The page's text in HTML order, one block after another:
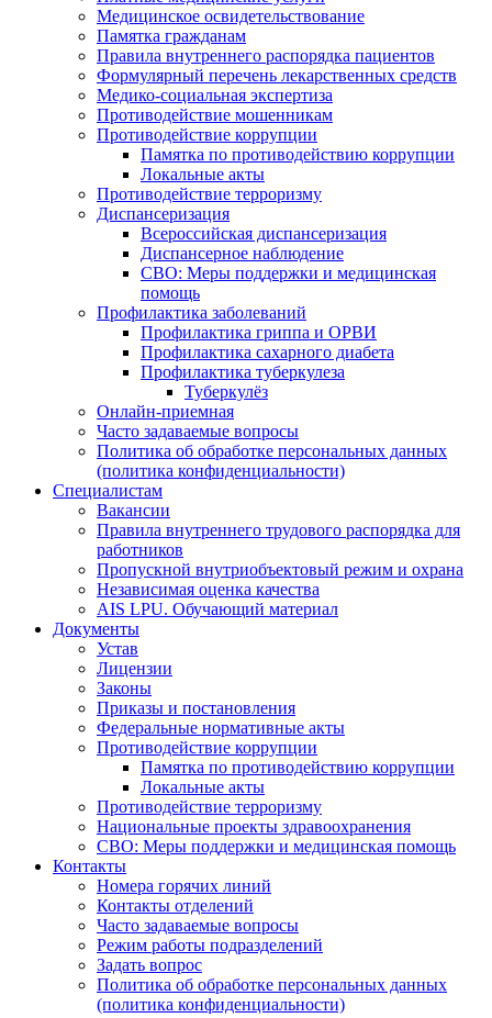
Медицинское освидетельствование
Памятка гражданам
Правила внутреннего распорядка пациентов
Формулярный перечень лекарственных средств
Медико-социальная экспертиза
Противодействие мошенникам
Противодействие коррупции
Памятка по противодействию коррупции
Локальные акты
Противодействие терроризму
Диспансеризация
Всероссийская диспансеризация
Диспансерное наблюдение
СВО: Меры поддержки и медицинская
помощь
Профилактика заболеваний
Профилактика гриппа и ОРВИ
Профилактика сахарного диабета
Профилактика туберкулеза
Туберкулёз
Онлайн-приемная
Часто задаваемые вопросы
Политика об обработке персональных данных
(политика конфиденциальности)
Специалистам
Вакансии
Правила внутреннего трудового распорядка для
работников
Пропускной внутриобъектовый режим и охрана
Независимая оценка качества
AIS LPU. Обучающий материал
Документы
Устав
Лицензии
Законы
Приказы и постановления
Федеральные нормативные акты
Противодействие коррупции
Памятка по противодействию коррупции
Локальные акты
Противодействие терроризму
Национальные проекты здравоохранения
СВО: Меры поддержки и медицинская помощь
Контакты
Номера горячих линий
Контакты отделений
Часто задаваемые вопросы
Режим работы подразделений
Задать вопрос
Политика об обработке персональных данных
(политика конфиденциальности)